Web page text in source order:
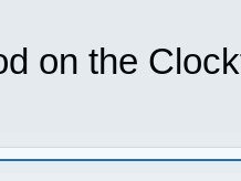
on the